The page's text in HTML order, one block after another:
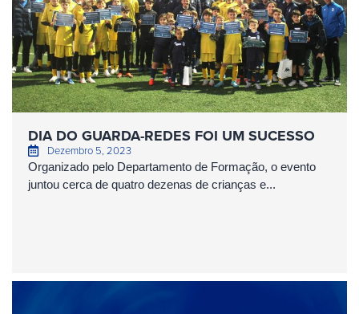
DIA DO GUARDA-REDES FOI UM SUCESSO
Dezembro 5, 2023
Organizado pelo Departamento de Formação, o evento
juntou cerca de quatro dezenas de crianças e...